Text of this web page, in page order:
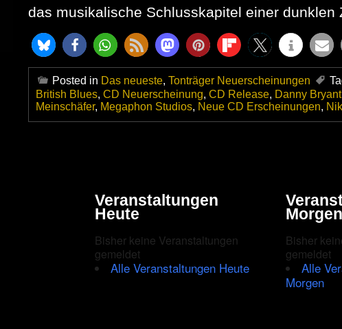
das musikalische Schlusskapitel einer
Posted in Das neueste, Tonträger Neuerscheinungen
British Blues, CD Neuerscheinung, CD Release, Danny Bryant
Meinschäfer, Megaphon Studios, Neue CD Erscheinungen,
Veranstaltungen
Heute
Bisher keine Veranstaltungen
gemeldet
Alle Veranstaltungen Heute
Morgen
Bisher
gemeldet
Alle
Morgen